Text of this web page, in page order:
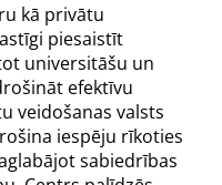
kā privātu
piesaistīt
universitāšu un
efektīvu
veidošanas valsts
iespēju rīkoties
sabiedrības